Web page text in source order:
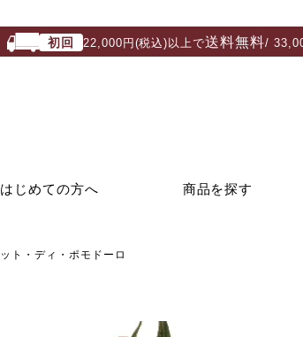
初回 22,000円(税込)以上で送料無料/
はじめての方へ 商品を探す
ト・ディ・ポモドーロ